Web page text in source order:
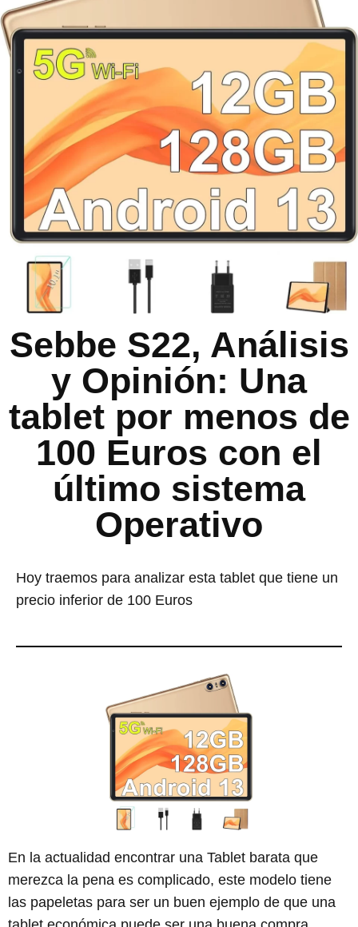
Sebbe S22, Análisis
y Opinión: Una
tablet por menos de
100 Euros con el
último sistema
Operativo
Hoy traemos para analizar esta tablet que tiene un
precio inferior de 100 Euros
En la actualidad encontrar una Tablet barata que
merezca la pena es complicado, este modelo tiene
las papeletas para ser un buen ejemplo de que una